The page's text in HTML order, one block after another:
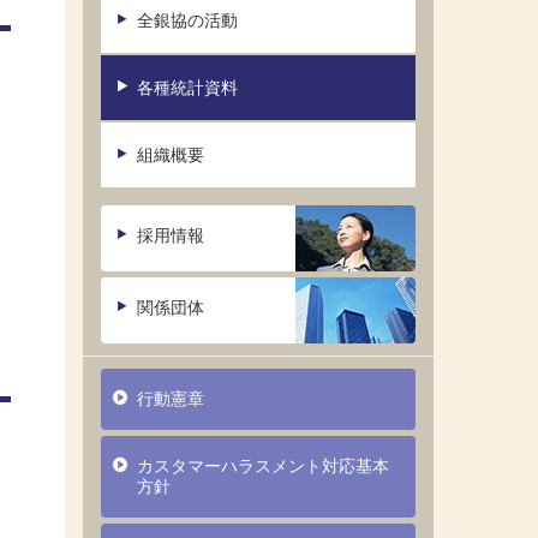
全銀協の活動
各種統計資料
組織概要
採用情報
関係団体
行動憲章
カスタマーハラスメント対応基本
方針